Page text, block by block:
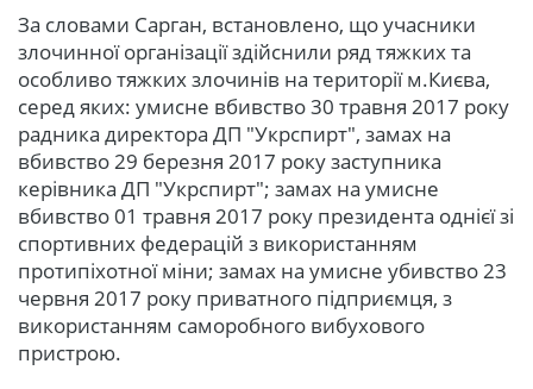
За словами Сарган, встановлено, що учасники
злочинної організації здійснили ряд тяжких та
особливо тяжких злочинів на території м.Києва,
серед яких: умисне вбивство 30 травня 2017 року
радника директора ДП "Укрспирт", замах на
вбивство 29 березня 2017 року заступника
керівника ДП "Укрспирт"; замах на умисне
вбивство 01 травня 2017 року президента однієї зі
спортивних федерацій з використанням
протипіхотної міни; замах на умисне убивство 23
червня 2017 року приватного підприємця, з
використанням саморобного вибухового
пристрою.